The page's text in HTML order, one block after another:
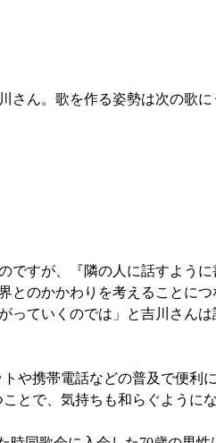
ん。歌を作る姿勢は次の歌に
すが、『隣の人に話すよう
とのかかわりを考えることに
ていくのでは」と吉川さんは
や携帯電話などの普及で便利
とで、気持ちも和らぐようにな